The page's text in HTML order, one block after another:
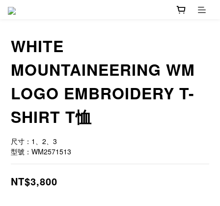
WHITE
MOUNTAINEERING WM
LOGO EMBROIDERY T-
SHIRT T恤
尺寸：1、2、3
型號：WM2571513
NT$3,800